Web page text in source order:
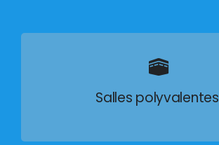
Salles polyvalentes